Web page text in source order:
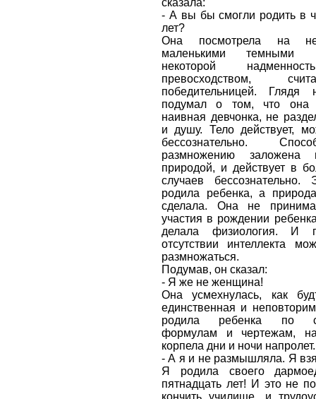
сказала:
- А вы бы смогли родить в
лет?
Она посмотрела на
маленькими темными
некоторой
превосходством,
победительницей.
подумал о том, что она
наивная девчонка, не
и душу. Тело действует,
бессознательно.
размножению заложена
природой, и действует в
случаев
родила ребенка, а
сделала. Она не
участия в рождении
делала физиология. И
отсутствии интеллекта
размножаться.
Подумав, он сказал:
- Я же не женщина!
Она усмехнулась, как
единственная и
родила ребенка по
формулам и чертежам,
корпела дни и ночи напролет.
- А я и не размышляла. Я
Я родила своего
пятнадцать лет! И это не
кончить училище, и